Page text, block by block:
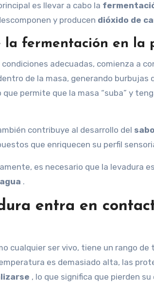
es llevar a cabo la
y producen dióxido de
la fermentación en la
adecuadas, comienza a
de la masa, generando burbujas
permite que la masa “suba” y
contribuye al desarrollo del
que enriquecen su perfil
es necesario que la levadura
.
entra en
cualquier ser vivo, tiene un rango
es demasiado alta, las
, lo que significa que pierden